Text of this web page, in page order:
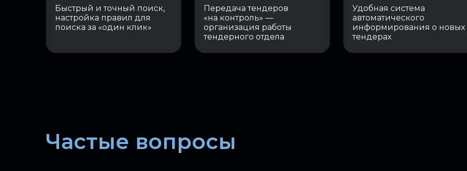
Удобная система
автоматического
информирования о новых
тендерах
Передача тендеров
«на контроль» —
организация работы
тендерного отдела
Быстрый и точный поиск,
настройка правил для
поиска за «один клик»
Частые вопросы